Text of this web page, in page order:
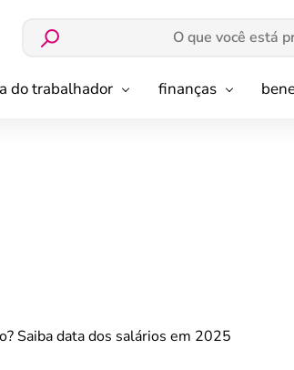
do trabalhador finanças
Saiba data dos salários em 2025